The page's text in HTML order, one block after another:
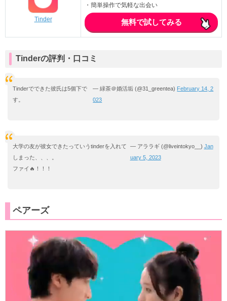
Tinder
・簡単操作で気軽な出会い
無料で試してみる
Tinderの評判・口コミ
Tinderでできた彼氏は5個下で
す。
— 緑茶＠婚活垢 (@31_greentea) February 14, 2
023
大学の友が彼女できたっていうtinderを入れて
しまった、、、。
ファイ🔥！！！
— アララギ (@liveintokyo__) Jan
uary 5, 2023
ペアーズ